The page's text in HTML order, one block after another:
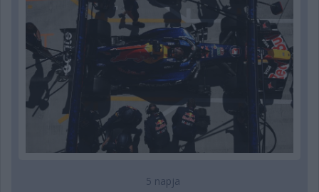
5 napja